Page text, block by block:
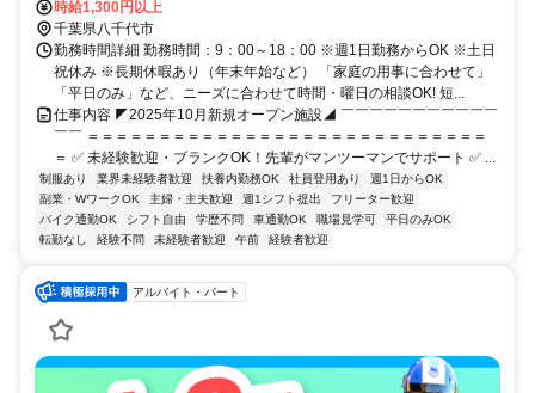
速線「船橋日大前駅」から徒歩23分
時給1,300円以上
千葉県八千代市
勤務時間詳細 勤務時間：9：00～18：00 ※週1日勤務からOK ※土日
祝休み ※長期休暇あり（年末年始など） 「家庭の用事に合わせて」
「平日のみ」など、ニーズに合わせて時間・曜日の相談OK! 短...
仕事内容 ◤2025年10月新規オープン施設◢ ￣￣￣￣￣￣￣￣￣￣￣
￣￣ ＝＝＝＝＝＝＝＝＝＝＝＝＝＝＝＝＝＝＝＝＝＝＝＝＝＝＝＝
＝ ✅ 未経験歓迎・ブランクOK！先輩がマンツーマンでサポート ✅ ...
制服あり 業界未経験者歓迎 扶養内勤務OK 社員登用あり
週1日からOK
副業・WワークOK
主婦・主夫歓迎 週1シフト提出
フリーター歓迎
バイク通勤OK
シフト自由 学歴不問 車通勤OK 職場見学可
平日のみOK
転勤なし
経験不問 未経験者歓迎 午前 経験者歓迎
アルバイト・パート